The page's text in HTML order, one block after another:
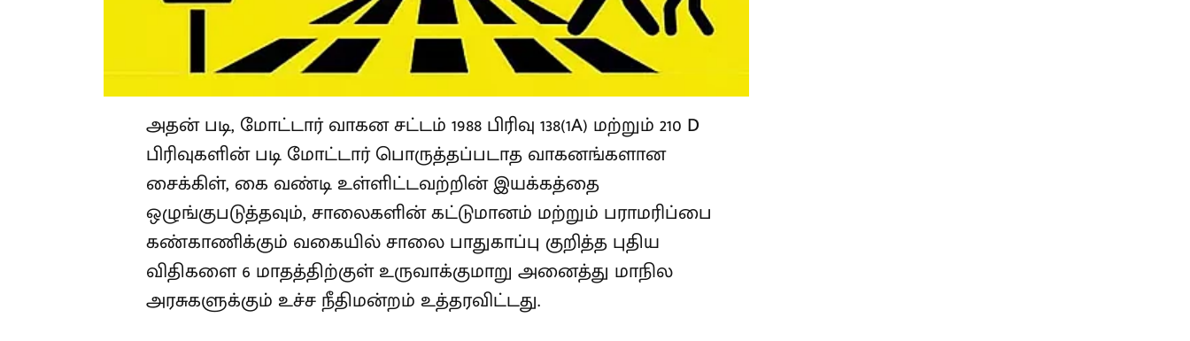
அதன் படி, மோட்டார் வாகன சட்டம் 1988 பிரிவு 138(1A) மற்றும் 210 D
பிரிவுகளின் படி மோட்டார் பொருத்தப்படாத வாகனங்களான
சைக்கிள், கை வண்டி உள்ளிட்டவற்றின் இயக்கத்தை
ஒழுங்குபடுத்தவும், சாலைகளின் கட்டுமானம் மற்றும் பராமரிப்பை
கண்காணிக்கும் வகையில் சாலை பாதுகாப்பு குறித்த புதிய
விதிகளை 6 மாதத்திற்குள் உருவாக்குமாறு அனைத்து மாநில
அரசுகளுக்கும் உச்ச நீதிமன்றம் உத்தரவிட்டது.